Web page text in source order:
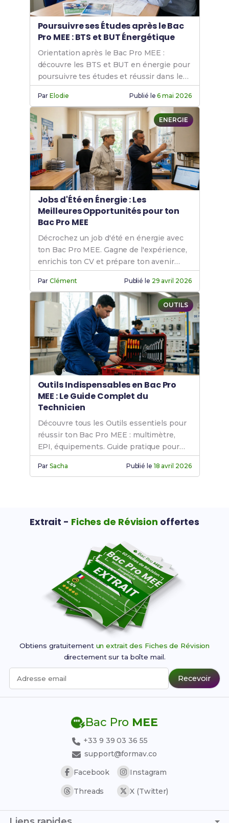
Poursuivre ses Études après le Bac
Pro MEE : BTS et BUT Énergétique
Orientation après le Bac Pro MEE :
découvre les BTS et BUT en énergie pour
poursuivre tes études et réussir dans le
secteur.
ParElodie Publié le6 mai 2026
ENERGIE
Jobs d'Été en Énergie : Les
Meilleures Opportunités pour ton
Bac Pro MEE
Décrochez un job d'été en énergie avec
ton Bac Pro MEE. Gagne de l'expérience,
enrichis ton CV et prépare ton avenir
professionnel.
ParClément Publié le 29 avril 2026
OUTILS
Outils Indispensables en Bac Pro
MEE : Le Guide Complet du
Technicien
Découvre tous les Outils essentiels pour
réussir ton Bac Pro MEE : multimètre,
EPI, équipements. Guide pratique pour
techniciens.
ParSacha Publié le 18 avril 2026
Extrait - Fiches de Révision offertes
Obtiens gratuitement un extrait des Fiches de Révision
directement sur ta boîte mail.
Adresse email Recevoir
Bac Pro MEE
+33 9 39 03 36 55
support@formav.co
Facebook
Instagram
Threads X (Twitter)